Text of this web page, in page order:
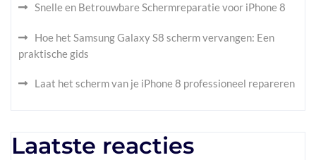
Snelle en Betrouwbare Schermreparatie voor iPhone 8
Hoe het Samsung Galaxy S8 scherm vervangen: Een
praktische gids
Laat het scherm van je iPhone 8 professioneel repareren
Laatste reacties